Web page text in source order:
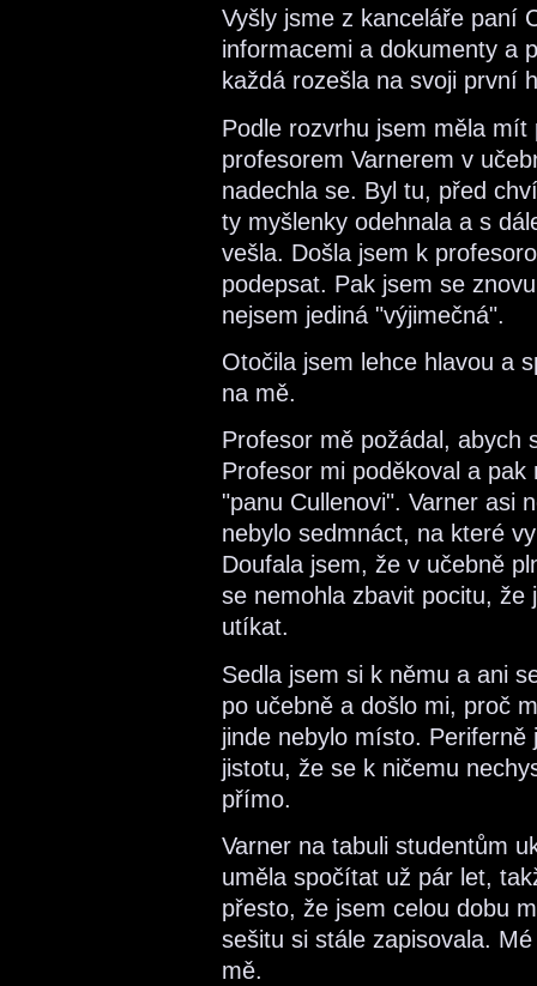
Vyšly jsme z kanceláře paní
informacemi a dokumenty a
každá rozešla na svoji první
Podle rozvrhu jsem měla
profesorem Varnerem v
nadechla se. Byl tu, před
ty myšlenky odehnala a s
vešla. Došla jsem k
podepsat. Pak jsem se
nejsem jediná "výjimečná".
Otočila jsem lehce hlavou a
na mě.
Profesor mě požádal, abych
Profesor mi poděkoval a
"panu Cullenovi". Varner asi
nebylo sedmnáct, na které
Doufala jsem, že v učebně
se nemohla zbavit pocitu,
utíkat.
Sedla jsem si k němu a ani
po učebně a došlo mi, proč
jinde nebylo místo.
jistotu, že se k ničemu
přímo.
Varner na tabuli studentům
uměla spočítat už pár let,
přesto, že jsem celou dobu
sešitu si stále zapisovala.
mě.